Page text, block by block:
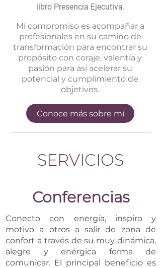
libro Presencia Ejecutiva.
Mi compromiso es acompañar a
profesionales en su camino de
transformación para encontrar su
propósito con coraje, valentía y
pasión para así acelerar su
potencial y cumplimiento de
objetivos.
Conoce más sobre mí
SERVICIOS
Conferencias
Conecto con energía, inspiro y
motivo a otros a salir de zona de
confort a través de su muy dinámica,
alegre y enérgica forma de
comunicar. El principal beneficio es